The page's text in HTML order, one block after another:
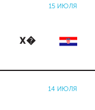
15 ИЮЛЯ
Х�
14 ИЮЛЯ